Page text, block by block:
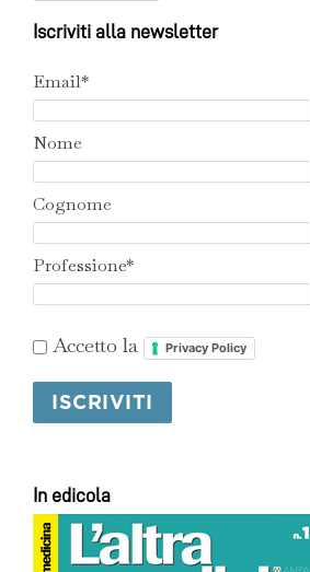
Iscriviti alla newsletter
Email*
Nome
Cognome
Professione*
Accetto la Privacy Policy
In edicola